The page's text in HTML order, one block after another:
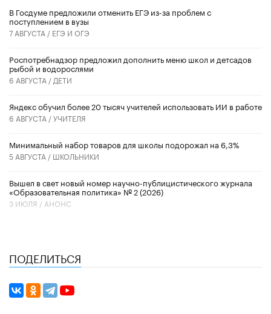
В Госдуме предложили отменить ЕГЭ из-за проблем с
поступлением в вузы
7 АВГУСТА / ЕГЭ И ОГЭ
Роспотребнадзор предложил дополнить меню школ и детсадов
рыбой и водорослями
6 АВГУСТА / ДЕТИ
​Яндекс обучил более 20 тысяч учителей использовать ИИ в работе
6 АВГУСТА /УЧИТЕЛЯ
Минимальный набор товаров для школы подорожал на 6,3%
5 АВГУСТА / ШКОЛЬНИКИ
Вышел в свет новый номер научно-публицистического журнала
«Образовательная политика» № 2 (2026)
3 ИЮЛЯ / АНОНС
ПОДЕЛИТЬСЯ